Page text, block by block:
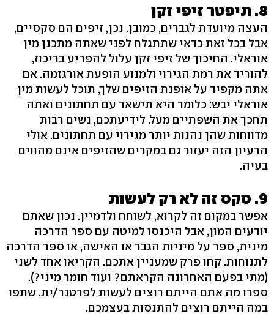
8. תיפטר זיפי זקן
העצה מיועדת לגברים, כמובן. נכן, זיפים הם סקסיים,
אבל בכל זאת כדאי שתתגלח לפני שאתה מתכנן מין
אוראלי. החיכוך של זיפי זקן עלול להפריע בריכוז,
להוריד את רמת הגירוי ולמנוע הופעת אורגזמה. אם
אתה מקפיד על אופנת הזיפים שלך, תוכל לעשות מין
אוראלי יבש: כלומר היא תישאר עם תחתונים ואתה
תחכך את השפתיים מעל. לידיעתכם, נשים רבות
מדווחות שהן נהנות יותר מגירוי עם תחתונים. אולי
הרעיון הזה יעזור גם במקרים שהזיפים אינם מהווים
בעיה.
9. סקס זה לא רק לעשות
אפשר במקום זה לקרוא, לשוחח ולדמיין. נכון שאתם
יודעים המון, אבל היכנסו למיטה עם ספר הדרכה
מינית, ספר על מיניות הגבר או האישה, או ספר הדרכה
לתנוחות. קחו פרק שמעניין אתכם. הקריאו אחד לשני
(מתי בפעם האחרונה הקראתם? ועוד חומר מיני?).
ספרו מה אתם הייתם רוצים לעשות לפרטנר/ית. שתפו
במה הייתם רוצים להתנסות בעצמכם.